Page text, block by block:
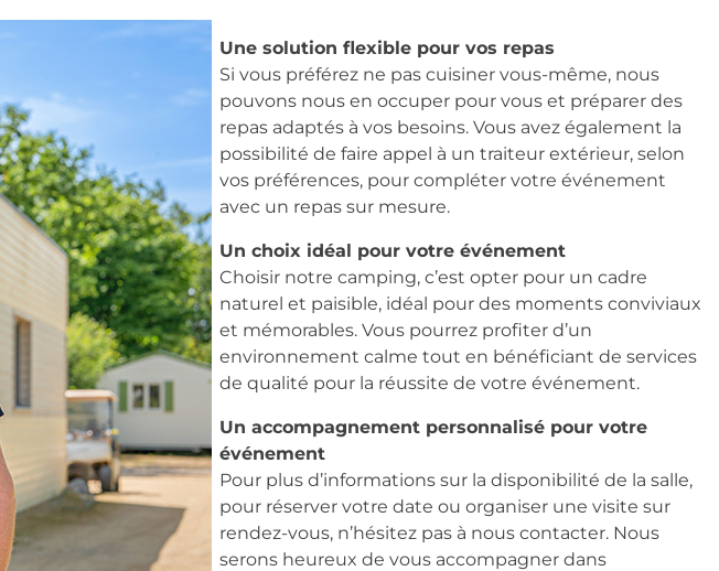
Une solution flexible pour vos repas
Si vous préférez ne pas cuisiner vous-même, nous
pouvons nous en occuper pour vous et préparer des
repas adaptés à vos besoins. Vous avez également la
possibilité de faire appel à un traiteur extérieur, selon
vos préférences, pour compléter votre événement
avec un repas sur mesure.
Un choix idéal pour votre événement
Choisir notre camping, c’est opter pour un cadre
naturel et paisible, idéal pour des moments conviviaux
et mémorables. Vous pourrez profiter d’un
environnement calme tout en bénéficiant de services
de qualité pour la réussite de votre événement.
Un accompagnement personnalisé pour votre
événement
Pour plus d’informations sur la disponibilité de la salle,
pour réserver votre date ou organiser une visite sur
rendez-vous, n’hésitez pas à nous contacter. Nous
serons heureux de vous accompagner dans